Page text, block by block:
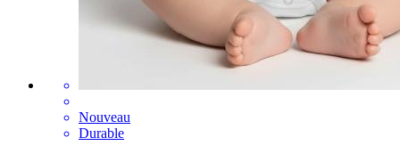
Nouveau
Durable